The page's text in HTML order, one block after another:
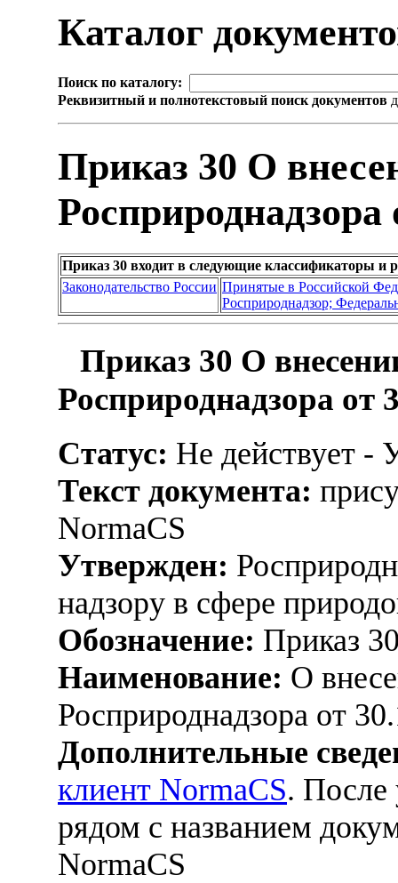
Каталог
Поиск по каталогу:
Реквизитный и полнотекстовый поиск документов
Приказ 30 О
Росприроднадзора
Приказ 30 входит в следующие классификаторы и
Законодательство России Принятые в Российской
Росприроднадзор;
Приказ 30 О
Росприроднадзора от
Статус: Не действует -
Текст документа:
NormaCS
Утвержден:
надзору в сфере
Обозначение: Приказ
Наименование: О
Росприроднадзора от
Дополнительные
клиент NormaCS. После
рядом с названием
NormaCS